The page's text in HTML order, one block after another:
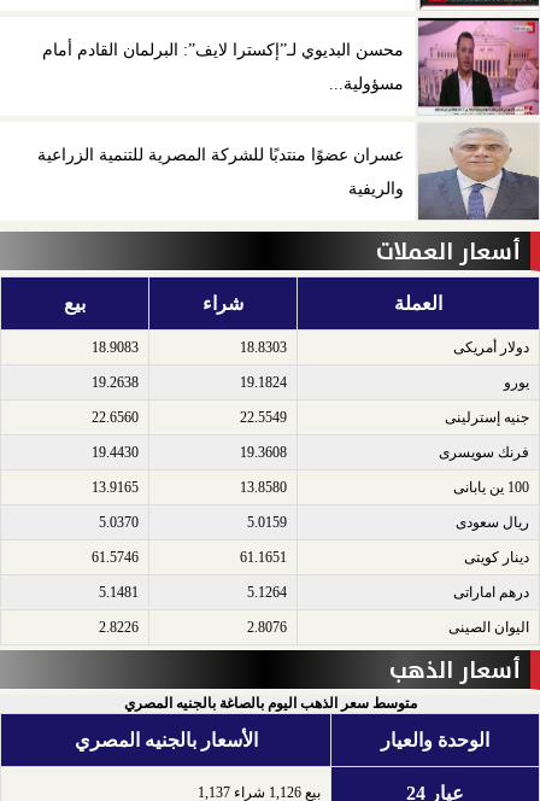
محسن البديوي لـ”إكسترا لايف”: البرلمان القادم أمام
مسؤولية...
عسران عضوًا منتدبًا للشركة المصرية للتنمية الزراعية
والريفية
أسعار العملات
العملة شراء بيع
دولار أمريكى​ 18.8303
18.9083
يورو​ 19.1824
19.2638
جنيه إسترلينى​ 22.5549
22.6560
فرنك سويسرى​ 19.3608
19.4430
100 ين يابانى​ 13.8580
13.9165
ريال سعودى​ 5.0159
5.0370
دينار كويتى​ 61.1651
61.5746
درهم اماراتى​ 5.1264
5.1481
اليوان الصينى​ 2.8076
2.8226
أسعار الذهب
متوسط سعر الذهب اليوم بالصاغة بالجنيه المصري
الوحدة والعيار الأسعار بالجنيه المصري
عيار 24 بيع 1,126 شراء 1,137